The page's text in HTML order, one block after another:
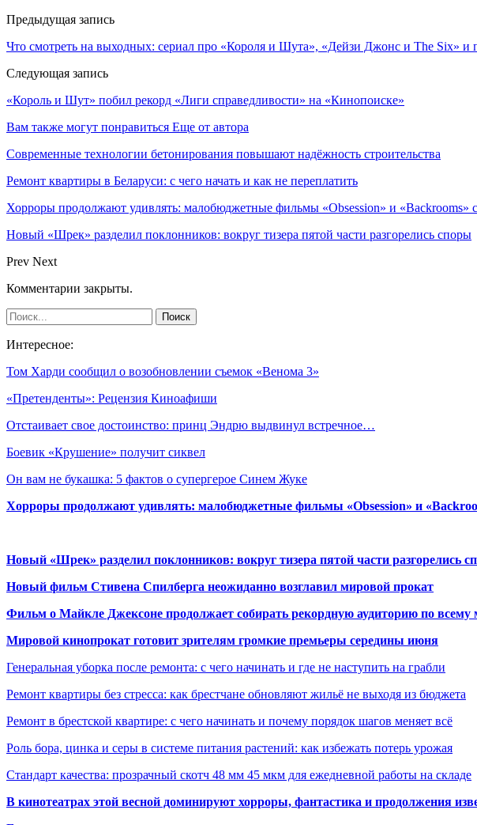
Предыдущая запись
Что смотреть на выходных: сериал про «Короля и Шута», «Дейзи Джонс и The Six» и
Следующая запись
«Король и Шут» побил рекорд «Лиги справедливости» на «Кинопоиске»
Вам также могут понравиться Еще от автора
Современные технологии бетонирования повышают надёжность строительства
Ремонт квартиры в Беларуси: с чего начать и как не переплатить
Хорроры продолжают удивлять: малобюджетные фильмы «Obsession» и «Backrooms»
Новый «Шрек» разделил поклонников: вокруг тизера пятой части разгорелись споры
Prev Next
Комментарии закрыты.
Интересное:
Том Харди сообщил о возобновлении съемок «Венома 3»
«Претенденты»: Рецензия Киноафиши
Отстаивает свое достоинство: принц Эндрю выдвинул встречное…
Боевик «Крушение» получит сиквел
Он вам не букашка: 5 фактов о супергерое Синем Жуке
Хорроры продолжают удивлять: малобюджетные фильмы «Obsession» и
Новый «Шрек» разделил поклонников: вокруг тизера пятой части разгорелись
Новый фильм Стивена Спилберга неожиданно возглавил мировой прокат
Фильм о Майкле Джексоне продолжает собирать рекордную аудиторию по всему
Мировой кинопрокат готовит зрителям громкие премьеры середины июня
Генеральная уборка после ремонта: с чего начинать и где не наступить на грабли
Ремонт квартиры без стресса: как брестчане обновляют жильё не выходя из бюджета
Ремонт в брестской квартире: с чего начинать и почему порядок шагов меняет всё
Роль бора, цинка и серы в системе питания растений: как избежать потерь урожая
Стандарт качества: прозрачный скотч 48 мм 45 мкм для ежедневной работы на складе
В кинотеатрах этой весной доминируют хорроры, фантастика и продолжения